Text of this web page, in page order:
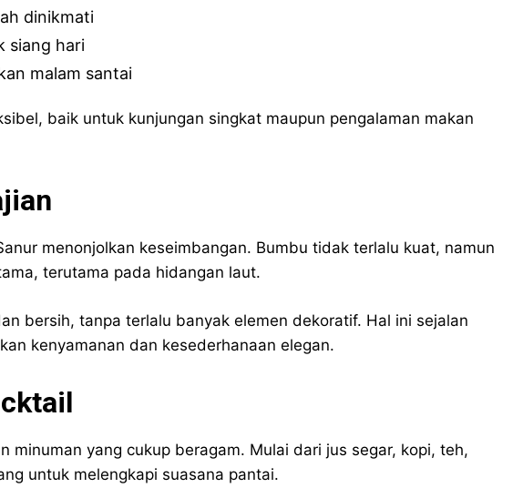
dinikmati
siang hari
malam santai
baik untuk kunjungan singkat maupun pengalaman makan
menonjolkan keseimbangan. Bumbu tidak terlalu kuat, namun
terutama pada hidangan laut.
bersih, tanpa terlalu banyak elemen dekoratif. Hal ini sejalan
kenyamanan dan kesederhanaan elegan.
minuman yang cukup beragam. Mulai dari jus segar, kopi, teh,
untuk melengkapi suasana pantai.